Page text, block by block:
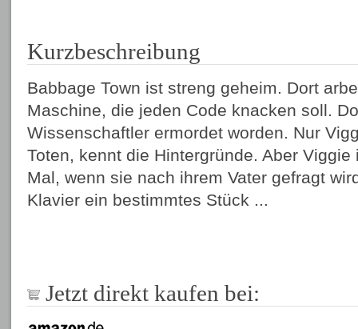
Kurzbeschreibung
Babbage Town ist streng geheim. Dort
Maschine, die jeden Code knacken soll.
Wissenschaftler ermordet worden. Nur
Toten, kennt die Hintergründe. Aber
Mal, wenn sie nach ihrem Vater gefragt
Klavier ein bestimmtes Stück ...
Jetzt direkt kaufen bei: